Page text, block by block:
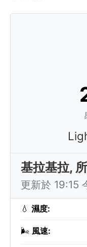
基拉基拉,
更新於 19:15
💧 濕度:
🌬️ 風速: